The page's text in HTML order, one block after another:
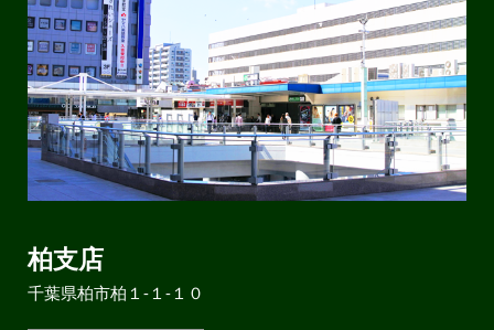
柏支店
千葉県柏市柏１-１-１０